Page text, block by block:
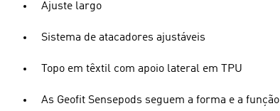
Ajuste largo
Sistema de atacadores ajustáveis
Topo em têxtil com apoio lateral em TPU
As Geofit Sensepods seguem a forma e a função